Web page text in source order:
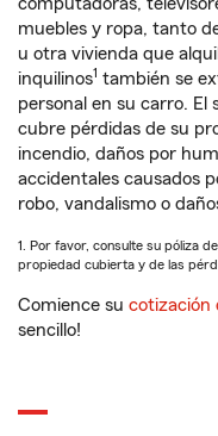
muebles y ropa, tanto
u otra vivienda que
inquilinos1 también se
personal en su carro. El
cubre pérdidas de su
incendio, daños por
accidentales causados
robo, vandalismo o
1. Por favor, consulte su póliza
propiedad cubierta y de las
Comience su cotización
sencillo!